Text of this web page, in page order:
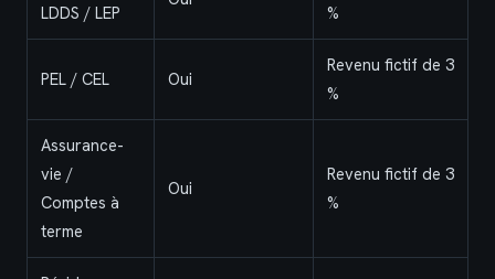
LDDS / LEP
%
PEL / CEL Oui
Revenu fictif de 3
%
Assurance-
vie /
Comptes à
terme
Oui
Revenu fictif de 3
%